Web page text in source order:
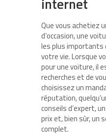
Que vous achetiez
d’occasion, une
les plus importants
votre vie. Lorsque
pour une voiture, il
recherches et de
choisissez un
réputation,
conseils d’expert,
prix et, bien sûr, un
complet.